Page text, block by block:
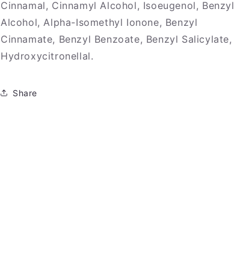
Cinnamal, Cinnamyl Alcohol, Isoeugenol, Benzyl
Alcohol, Alpha-Isomethyl Ionone, Benzyl
Cinnamate, Benzyl Benzoate, Benzyl Salicylate,
Hydroxycitronellal.
Share